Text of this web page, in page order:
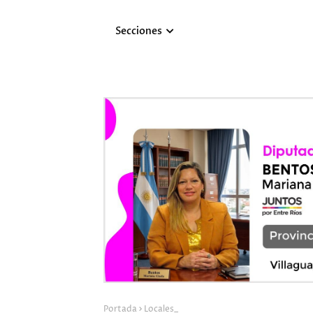
Secciones
Portada Locales_